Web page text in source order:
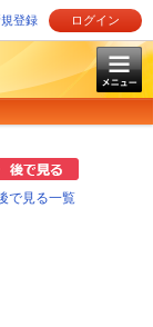
登録 ログイン
で見る一覧